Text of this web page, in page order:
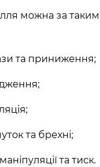
можна за
та приниження;
та брехні;
та тиск.